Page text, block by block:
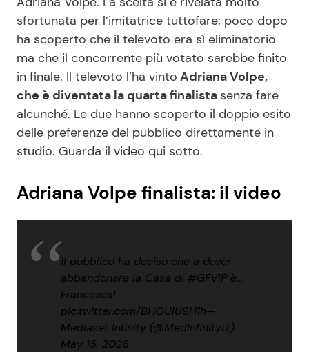
sfortunata per l’imitatrice tuttofare: poco dopo
ha scoperto che il televoto era sì eliminatorio
ma che il concorrente più votato sarebbe finito
in finale. Il televoto l’ha vinto Adriana Volpe,
che è diventata la quarta finalista senza fare
alcunché. Le due hanno scoperto il doppio esito
delle preferenze del pubblico direttamente in
studio. Guarda il video qui sotto.
Adriana Volpe finalista: il video
Il pubblico ha deciso che a dover
abbandonare la Casa di #GFVIP è…
Francesca!
pic.twitter.com/BHOUiU9H1h—
Mediaset Infinity (@MedInfinityIT)
May 15, 2026